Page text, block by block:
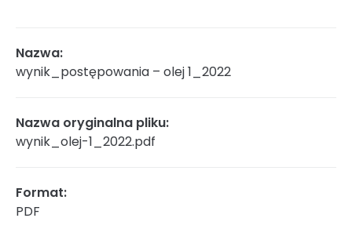
Dyrekcja
Struktura organizacyjna
Rada Naukowa
Nazwa:
wynik_postępowania – olej 1_2022
Nazwa oryginalna pliku:
wynik_olej-1_2022.pdf
Format:
PDF